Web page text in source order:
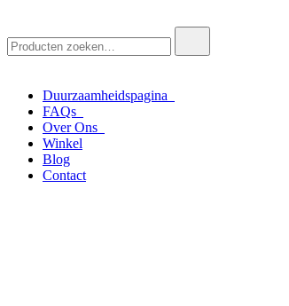
naar:
Duurzaamheidspagina
FAQs
Over Ons
Winkel
Blog
Contact